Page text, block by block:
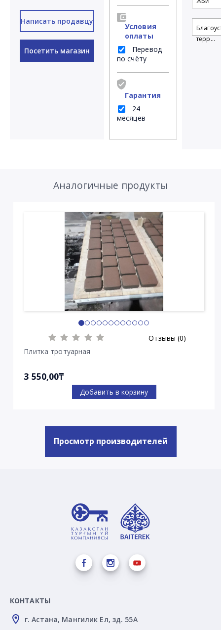
Написать продавцу
Посетить магазин
Условия
оплаты
Перевод
по счёту
Гарантия
24
месяцев
терр...
Аналогичные продукты
Отзывы (0)
Плитка тротуарная
3 550,00₸
Добавить в корзину
Просмотр производителей
КОНТАКТЫ
г. Астана, Мангилик Ел, зд. 55А